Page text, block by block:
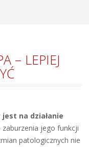
– LEPIEJ
jest na działanie
jego funkcji
patologicznych nie